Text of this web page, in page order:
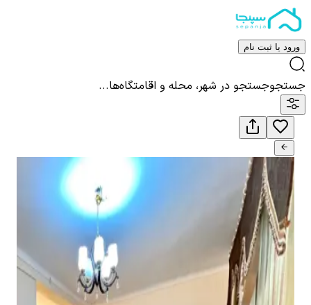
ورود یا ثبت نام
جستجوجستجو در شهر، محله و اقامتگاه‌ها...